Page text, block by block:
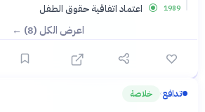
1989 اعتماد اتفاقية حقوق الطفل
اعرض الكل (8) ←
تدافع› خلاصة